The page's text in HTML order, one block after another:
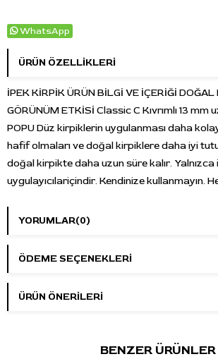
WhatsApp
ÜRÜN ÖZELLIKLERI
İPEK KİRPİK ÜRÜN BİLGİ VE İÇERİĞİ DOĞAL
GÖRÜNÜM ETKİSİ Classic C Kıvrımlı 13
POPU Düz kirpiklerin uygulanması daha
hafif olmaları ve doğal kirpiklere daha iyi
doğal kirpikte daha uzun süre kalır. Yalnızca
uygulayıcılariçindir. Kendinize kullanmayın.
YORUMLAR(0)
ÖDEME SEÇENEKLERI
ÜRÜN ÖNERILERI
BENZER ÜRÜNLER